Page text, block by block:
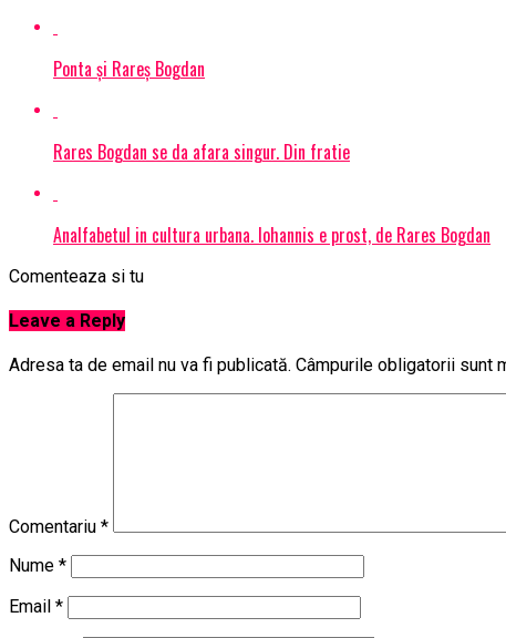
Ponta și Rareș Bogdan
Rares Bogdan se da afara singur. Din fratie
Analfabetul in cultura urbana. Iohannis e prost, de Rares Bogdan
Comenteaza si tu
Leave a Reply
Adresa ta de email nu va fi publicată. Câmpurile obligatorii sunt
Comentariu *
Nume *
Email *